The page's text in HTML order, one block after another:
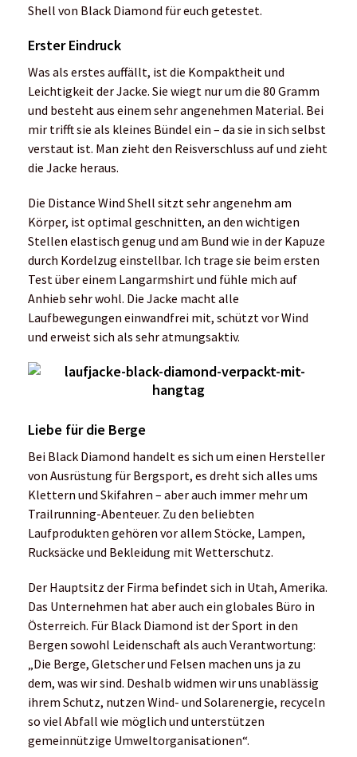
Shell von Black Diamond für euch getestet.
Erster Eindruck
Was als erstes auffällt, ist die Kompaktheit und
Leichtigkeit der Jacke. Sie wiegt nur um die 80 Gramm
und besteht aus einem sehr angenehmen Material. Bei
mir trifft sie als kleines Bündel ein – da sie in sich selbst
verstaut ist. Man zieht den Reisverschluss auf und zieht
die Jacke heraus.
Die Distance Wind Shell sitzt sehr angenehm am
Körper, ist optimal geschnitten, an den wichtigen
Stellen elastisch genug und am Bund wie in der Kapuze
durch Kordelzug einstellbar. Ich trage sie beim ersten
Test über einem Langarmshirt und fühle mich auf
Anhieb sehr wohl. Die Jacke macht alle
Laufbewegungen einwandfrei mit, schützt vor Wind
und erweist sich als sehr atmungsaktiv.
Liebe für die Berge
Bei Black Diamond handelt es sich um einen Hersteller
von Ausrüstung für Bergsport, es dreht sich alles ums
Klettern und Skifahren – aber auch immer mehr um
Trailrunning-Abenteuer. Zu den beliebten
Laufprodukten gehören vor allem Stöcke, Lampen,
Rucksäcke und Bekleidung mit Wetterschutz.
Der Hauptsitz der Firma befindet sich in Utah, Amerika.
Das Unternehmen hat aber auch ein globales Büro in
Österreich. Für Black Diamond ist der Sport in den
Bergen sowohl Leidenschaft als auch Verantwortung:
„Die Berge, Gletscher und Felsen machen uns ja zu
dem, was wir sind. Deshalb widmen wir uns unablässig
ihrem Schutz, nutzen Wind- und Solarenergie, recyceln
so viel Abfall wie möglich und unterstützen
gemeinnützige Umweltorganisationen“.